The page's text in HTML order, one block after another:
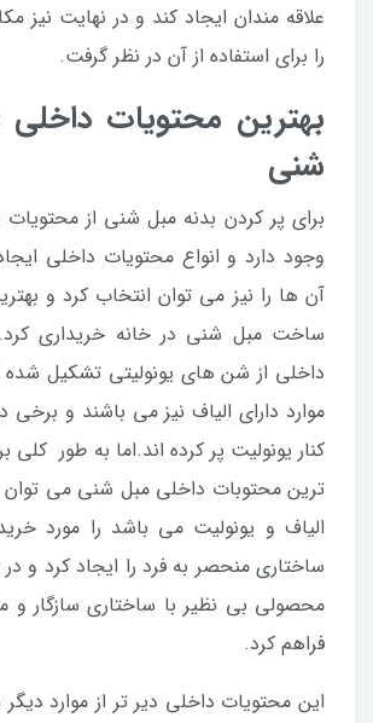
علاقه مندان ایجاد کند و در نهایت نیز
را برای استفاده از آن در نظر گرفت.
بهترین محتویات داخلی
شنی
برای پر کردن بدنه مبل شنی از محتویات
وجود دارد و انواع محتویات داخلی
آن ها را نیز می توان انتخاب کرد و
ساخت مبل شنی در خانه خریداری
داخلی از شن های یونولیتی تشکیل شده
موارد دارای الیاف نیز می باشند و برخی
کنار یونولیت پر کرده اند.اما به طور کلی
ترین محتوبات داخلی مبل شنی می توان
الیاف و یونولیت می باشد را مورد
ساختاری منحصر به فرد را ایجاد کرد و
محصولی بی نظیر با ساختاری سازگار و
فراهم کرد.
این محتویات داخلی دیر تر از موارد